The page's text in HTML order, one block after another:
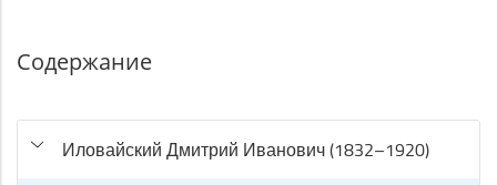
Содержание
Иловайский Дмитрий Иванович (1832–1920)